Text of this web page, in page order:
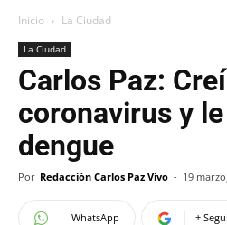
Inicio La Ciudad
La Ciudad
Carlos Paz:
coronavirus y
dengue
Por Redacción Carlos Paz Vivo - 19
WhatsApp +